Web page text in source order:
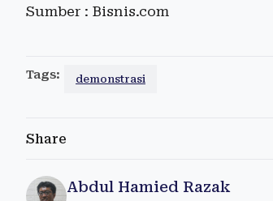
Sumber : Bisnis.com
Tags: demonstrasi
Share
Abdul Hamied Razak